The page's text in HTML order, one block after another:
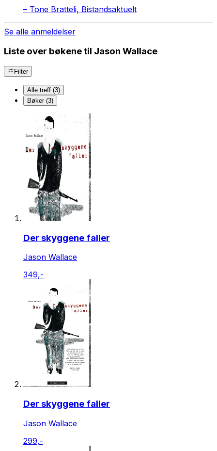
– Tone Bratteli, Bistandsaktuelt
Se alle anmeldelser
Liste over bøkene til Jason Wallace
Filter
Alle treff (3)
Bøker (3)
Der skyggene faller
Jason Wallace
349,-
Der skyggene faller
Jason Wallace
299,-